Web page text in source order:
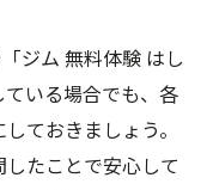
ジム 無料体験 はし
いる場合でも、各
ておきましょう。
たことで安心して